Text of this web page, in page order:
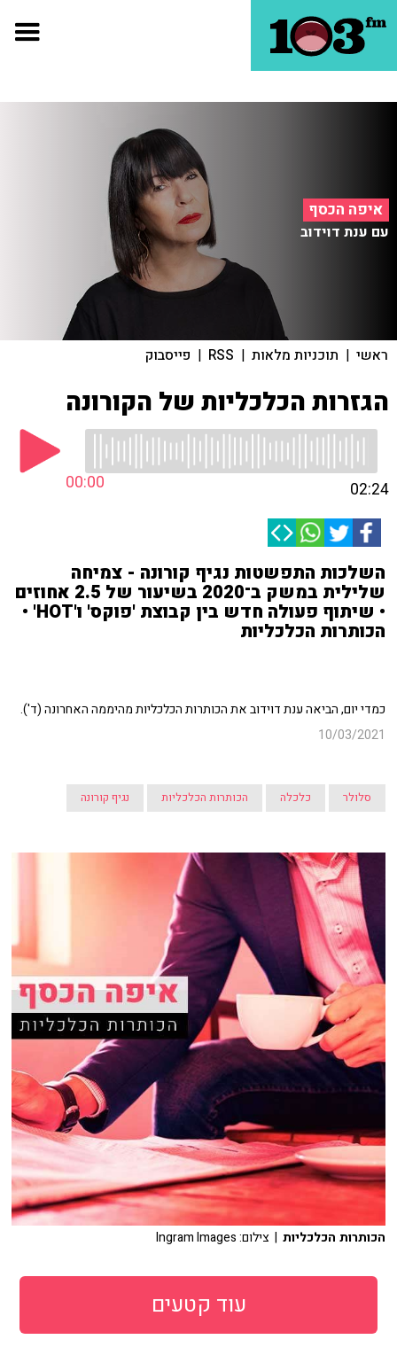
איפה הכסף
עם ענת דוידוב
ראשי | תוכניות מלאות |
RSS
| פייסבוק
הגזרות הכלכליות של הקורונה
00:00 02:24
השלכות התפשטות נגיף קורונה - צמיחה
שלילית במשק ב־2020 בשיעור של 2.5 אחוזים
• שיתוף פעולה חדש בין קבוצת 'פוקס' ו'HOT' •
הכותרות הכלכליות
כמדי יום, הביאה ענת דוידוב את הכותרות הכלכליות מהיממה האחרונה (ד').
10/03/2021
סלולר כלכלה הכותרות הכלכליות נגיף קורונה
הכותרות הכלכליות | צילום: Ingram Images
עוד קטעים